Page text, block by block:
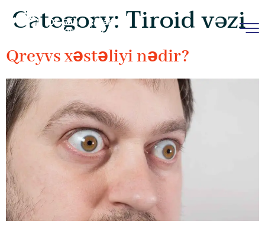
Category:Tiroid vəzi
Qreyvs xəstəliyi nədir?